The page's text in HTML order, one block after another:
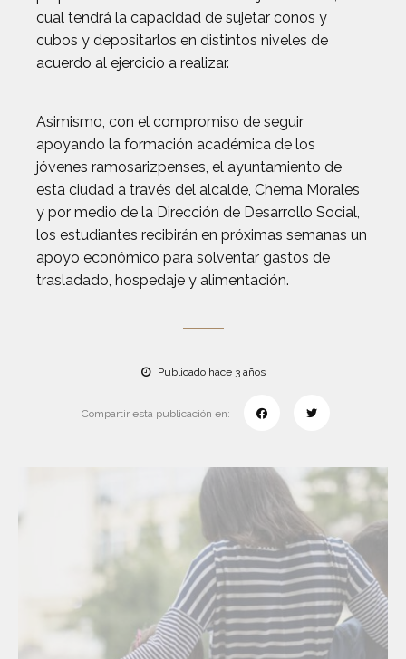
cual tendrá la capacidad de sujetar conos y
cubos y depositarlos en distintos niveles de
acuerdo al ejercicio a realizar.
Asimismo, con el compromiso de seguir
apoyando la formación académica de los
jóvenes ramosarizpenses, el ayuntamiento de
esta ciudad a través del alcalde, Chema Morales
y por medio de la Dirección de Desarrollo Social,
los estudiantes recibirán en próximas semanas un
apoyo económico para solventar gastos de
trasladado, hospedaje y alimentación.
Publicado hace 3 años
Compartir esta publicación en: